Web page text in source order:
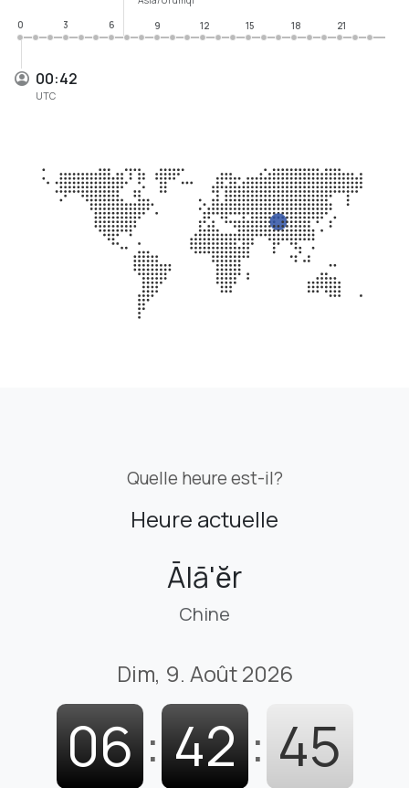
00:42
UTC
0
3 6 9 12 15 18 21
Quelle heure est-il?
Heure actuelle
Ālā'ĕr
Chine
Dim, 9. Août 2026
06 : 42 : 46